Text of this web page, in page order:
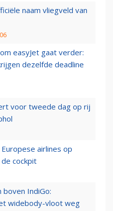
naam vliegveld van
easyJet gaat verder:
dezelfde deadline
voor tweede dag op rij
airlines op
cockpit
boven IndiGo:
widebody-vloot weg